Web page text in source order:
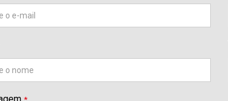
*